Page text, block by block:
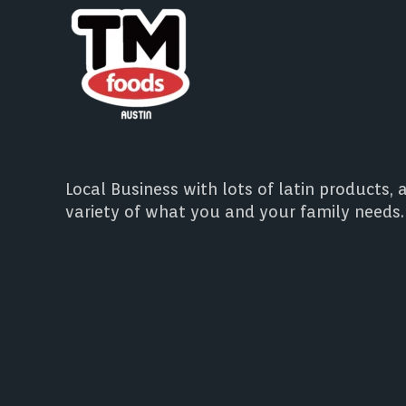
Local Business with lots of latin products, a
variety of what you and your family needs.